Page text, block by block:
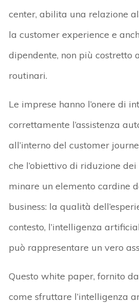
center, abilita una relazione
la customer experience e
dipendente, non più costretto
routinari.
Le imprese hanno l’onere di
correttamente l’assistenza
all’interno del customer
che l’obiettivo di riduzione
minare un elemento cardine
business: la qualità
contesto, l’intelligenza
può rappresentare un vero
Questo white paper, fornito
come sfruttare l’intelligenza